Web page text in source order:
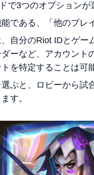
で3つのオプションが
である、「他のプレ
、自分のRiot IDとゲ
ーなど、アカウン
を特定することは可
選ぶと、ロビーから
す。